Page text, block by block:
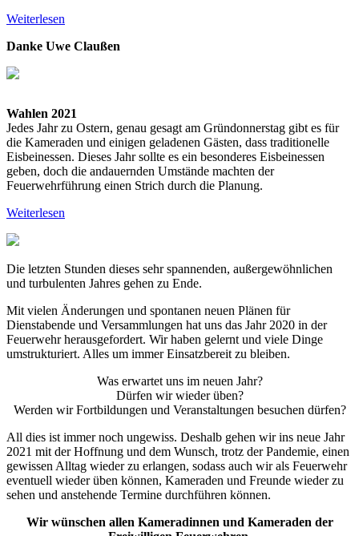
Weiterlesen
Danke Uwe Claußen
Wahlen 2021
Jedes Jahr zu Ostern, genau gesagt am Gründonnerstag gibt es für
die Kameraden und einigen geladenen Gästen, dass traditionelle
Eisbeinessen. Dieses Jahr sollte es ein besonderes Eisbeinessen
geben, doch die andauernden Umstände machten der
Feuerwehrführung einen Strich durch die Planung.
Weiterlesen
Die letzten Stunden dieses sehr spannenden, außergewöhnlichen
und turbulenten Jahres gehen zu Ende.
Mit vielen Änderungen und spontanen neuen Plänen für
Dienstabende und Versammlungen hat uns das Jahr 2020 in der
Feuerwehr herausgefordert. Wir haben gelernt und viele Dinge
umstrukturiert. Alles um immer Einsatzbereit zu bleiben.
Was erwartet uns im neuen Jahr?
Dürfen wir wieder üben?
Werden wir Fortbildungen und Veranstaltungen besuchen dürfen?
All dies ist immer noch ungewiss. Deshalb gehen wir ins neue Jahr
2021 mit der Hoffnung und dem Wunsch, trotz der Pandemie, einen
gewissen Alltag wieder zu erlangen, sodass auch wir als Feuerwehr
eventuell wieder üben können, Kameraden und Freunde wieder zu
sehen und anstehende Termine durchführen können.
Wir wünschen allen Kameradinnen und Kameraden der